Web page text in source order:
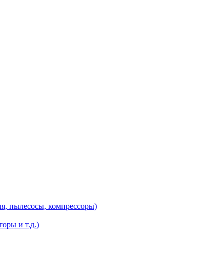
пылесосы, компрессоры)
и т.д.)